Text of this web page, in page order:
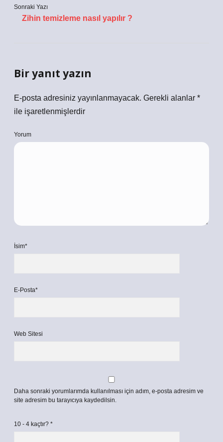
Sonraki Yazı
Zihin temizleme nasıl yapılır ?
Bir yanıt yazın
E-posta adresiniz yayınlanmayacak. Gerekli alanlar *
ile işaretlenmişlerdir
Yorum
İsim*
E-Posta*
Web Sitesi
Daha sonraki yorumlarımda kullanılması için adım, e-posta adresim ve
site adresim bu tarayıcıya kaydedilsin.
10 - 4 kaçtır? *